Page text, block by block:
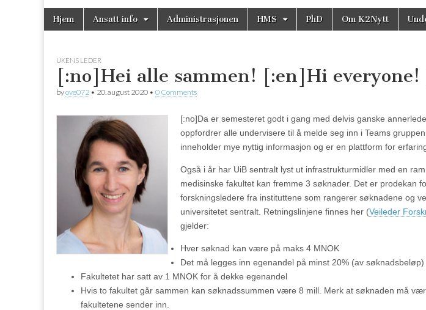
K2 Nytt
Main
menu
Skip
Hjem Ansatt info Administrasjonen HMS PhD Om K2Nytt
UKENS LEDER
[:no]Hei alle sammen! [:en]Hi everyone!
byove072 • 20. august 2020 • 0 Comments
[:no]Da er semesteret godt i gang med delvis ganske
oppfordrer alle undervisere til å melde seg inn i Teams
inneholder mye nyttig informasjon og er en plattform for
Også i år har UiB sentralt lyst ut infrastrukturmidler med en
medisinske fakultet kan fremme 3 søknader. Det er prodekan
forskningsledere fra instituttene som rangerer søknadene og
universitetet sentralt. Retningslinjene finnes her (Veileder
gjelder:
Hver søknad kan være på maks 4 MNOK
Det må legges inn egenandel på minst 20% (av søknadsbeløp)
Fakultetet har satt av 1 MNOK for å dekke egenandel
Hvis to fakultet går sammen kan søknadssummen være 8 mill. Merk at søknaden må
fakultetene sender inn.